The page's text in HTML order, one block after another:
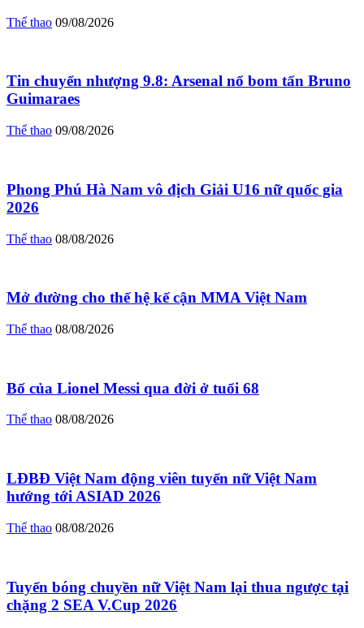
Thể thao 09/08/2026
Tin chuyển nhượng 9.8: Arsenal nổ bom tấn Bruno
Guimaraes
Thể thao 09/08/2026
Phong Phú Hà Nam vô địch Giải U16 nữ quốc gia
2026
Thể thao 08/08/2026
Mở đường cho thế hệ kế cận MMA Việt Nam
Thể thao 08/08/2026
Bố của Lionel Messi qua đời ở tuổi 68
Thể thao 08/08/2026
LĐBĐ Việt Nam động viên tuyển nữ Việt Nam
hướng tới ASIAD 2026
Thể thao 08/08/2026
Tuyển bóng chuyền nữ Việt Nam lại thua ngược tại
chặng 2 SEA V.Cup 2026